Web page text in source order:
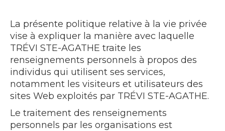
La présente politique relative à la vie privée
vise à expliquer la manière avec laquelle
TRÉVI STE-AGATHE traite les
renseignements personnels à propos des
individus qui utilisent ses services,
notamment les visiteurs et utilisateurs des
sites Web exploités par TRÉVI STE-AGATHE.
Le traitement des renseignements
personnels par les organisations est